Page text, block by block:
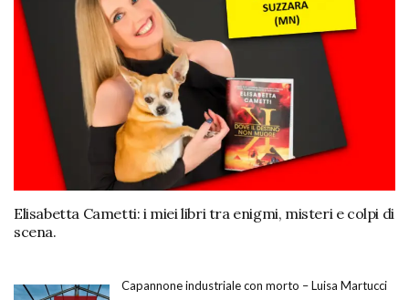
Elisabetta Cametti: i miei libri tra enigmi, misteri e colpi di
scena.
Capannone industriale con morto – Luisa Martucci